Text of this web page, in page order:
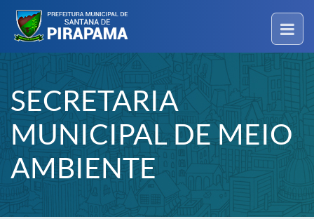
SECRETARIA
MUNICIPAL DE MEIO
AMBIENTE